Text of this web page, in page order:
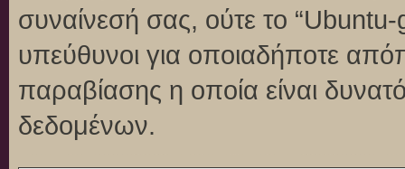
συναίνεσή σας, ούτε το
υπεύθυνοι για οποιαδήποτε
παραβίασης η οποία είναι
δεδομένων.